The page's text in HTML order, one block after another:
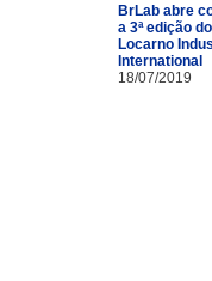
BrLab abre
a 3ª edição
Locarno
International
18/07/2019